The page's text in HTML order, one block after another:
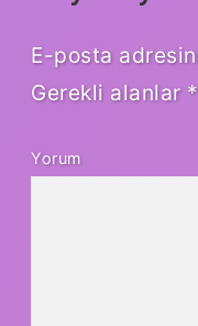
E-posta
Gerekli alanlar *
Yorum